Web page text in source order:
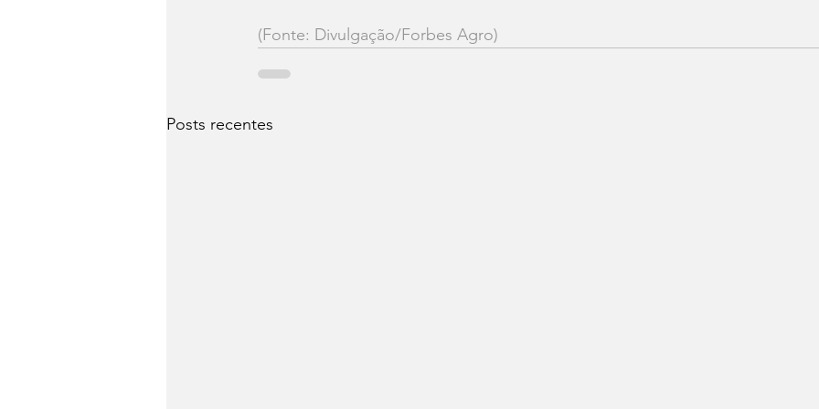
(Fonte: Divulgação/Forbes Agro)
Posts recentes